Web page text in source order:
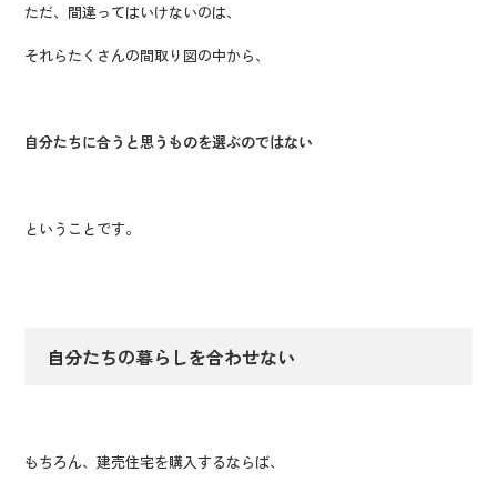
ただ、間違ってはいけないのは、
それらたくさんの間取り図の中から、
自分たちに合うと思うものを選ぶのではない
ということです。
自分たちの暮らしを合わせない
もちろん、建売住宅を購入するならば、